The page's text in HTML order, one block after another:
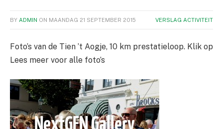
BY ADMIN ON MAANDAG 21 SEPTEMBER 2015 VERSLAG ACTIVITEIT
Foto’s van de Tien ’t Aogje, 10 km prestatieloop. Klik op
Lees meer voor alle foto’s